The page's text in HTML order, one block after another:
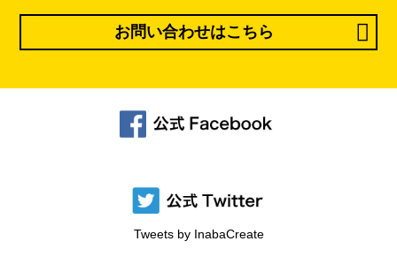
お問い合わせはこちら
Tweets by InabaCreate